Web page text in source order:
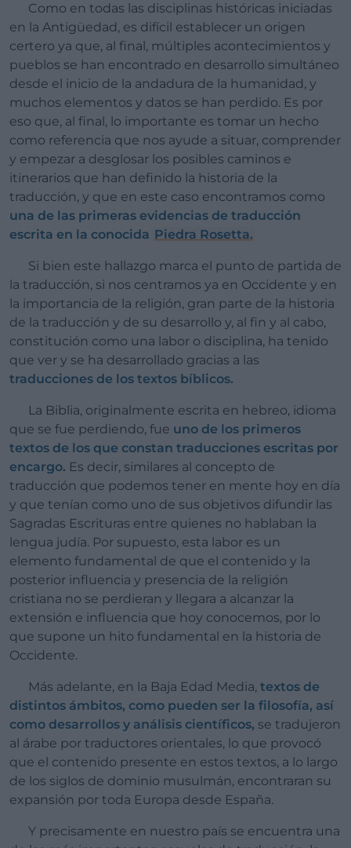
Como en todas las disciplinas históricas iniciadas
en la Antigüedad, es difícil establecer un origen
certero ya que, al final, múltiples acontecimientos y
pueblos se han encontrado en desarrollo simultáneo
desde el inicio de la andadura de la humanidad, y
muchos elementos y datos se han perdido. Es por
eso que, al final, lo importante es tomar un hecho
como referencia que nos ayude a situar, comprender
y empezar a desglosar los posibles caminos e
itinerarios que han definido la historia de la
traducción, y que en este caso encontramos como
una de las primeras evidencias de traducción
escrita en la conocida Piedra Rosetta.
Si bien este hallazgo marca el punto de partida de
la traducción, si nos centramos ya en Occidente y en
la importancia de la religión, gran parte de la historia
de la traducción y de su desarrollo y, al fin y al cabo,
constitución como una labor o disciplina, ha tenido
que ver y se ha desarrollado gracias a las
traducciones de los textos bíblicos.
La Biblia, originalmente escrita en hebreo, idioma
que se fue perdiendo, fue uno de los primeros
textos de los que constan traducciones escritas por
encargo. Es decir, similares al concepto de
traducción que podemos tener en mente hoy en día
y que tenían como uno de sus objetivos difundir las
Sagradas Escrituras entre quienes no hablaban la
lengua judía. Por supuesto, esta labor es un
elemento fundamental de que el contenido y la
posterior influencia y presencia de la religión
cristiana no se perdieran y llegara a alcanzar la
extensión e influencia que hoy conocemos, por lo
que supone un hito fundamental en la historia de
Occidente.
Más adelante, en la Baja Edad Media, textos de
distintos ámbitos, como pueden ser la filosofía, así
como desarrollos y análisis científicos, se tradujeron
al árabe por traductores orientales, lo que provocó
que el contenido presente en estos textos, a lo largo
de los siglos de dominio musulmán, encontraran su
expansión por toda Europa desde España.
Y precisamente en nuestro país se encuentra una